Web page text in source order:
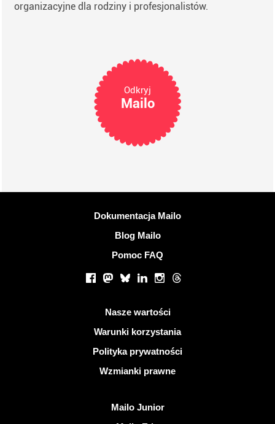
organizacyjne dla rodziny i profesjonalistów.
Odkryj
Mailo
Dokumentacja Mailo
Blog Mailo
Pomoc FAQ
Portale społecznościowe
Facebook
Mastodon
BlueskyLinkedInInstagram
Threads
Nasze wartości
Warunki korzystania
Polityka prywatności
Wzmianki prawne
Mailo Junior